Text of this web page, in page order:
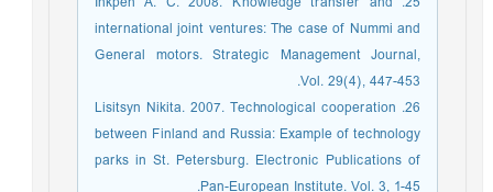
international joint ventures: The case of Nummi and
General motors. Strategic Management Journal,
Vol. 29(4), 447-453.
26. Lisitsyn Nikita. 2007. Technological cooperation
between Finland and Russia: Example of technology
parks in St. Petersburg. Electronic Publications of